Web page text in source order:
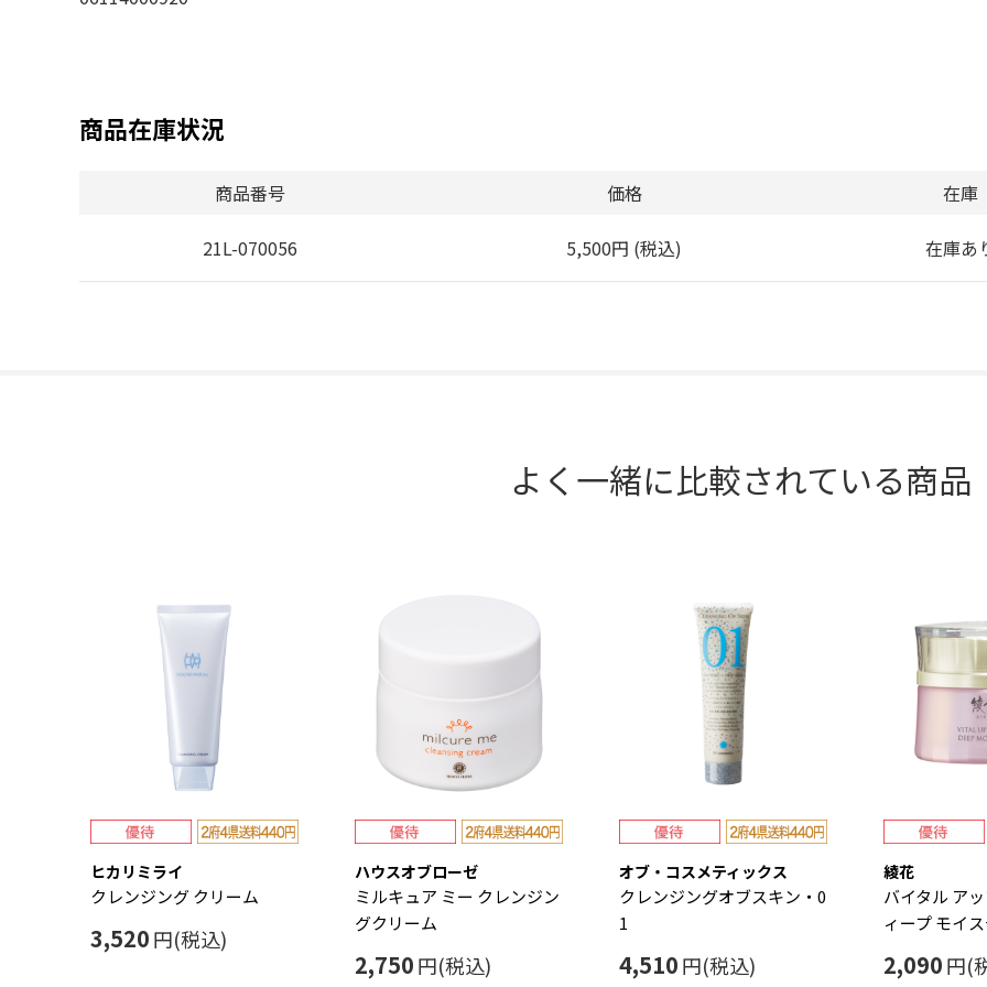
商品在庫状況
商品番号 価格 在庫
21L-070056 5,500円 (税込) 在庫あ
よく一緒に比較されている商品
ヒカリミライ
クレンジング クリーム
3,520円(税込)
ハウスオブローゼ
ミルキュア ミー クレンジン
グクリーム
2,750円(税込)
オブ・コスメティックス
クレンジングオブスキン・0
1
4,510円(税込)
綾花
バイタル ア
ィープ モイ
2,090円(